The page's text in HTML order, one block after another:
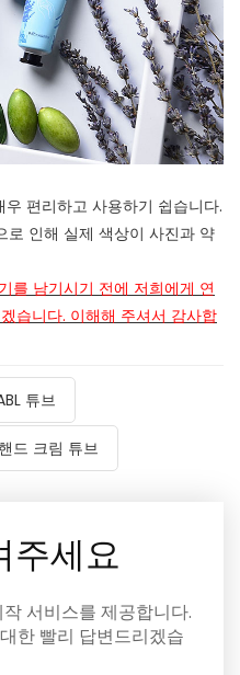
편리하고 사용하기 쉽습니다.
로 인해 실제 색상이 사진과 약
를 남기시기 전에 저희에게 연
습니다. 이해해 주셔서 감사합
튜브
핸드 크림 튜브
주세요
서비스를 제공합니다.
한 빨리 답변드리겠습